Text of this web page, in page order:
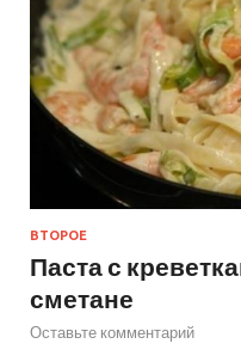
ВТОРОЕ
Паста с
сметане
Оставьте комментарий